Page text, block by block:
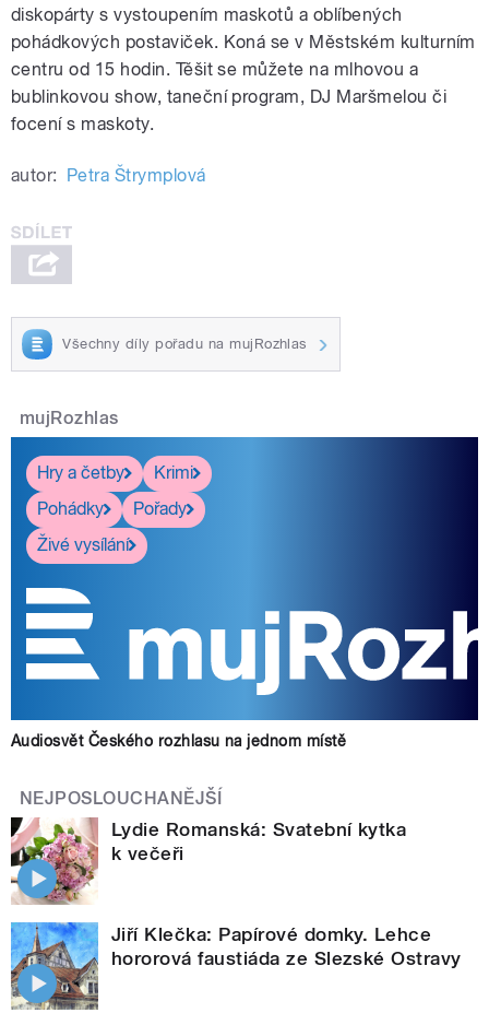
diskopárty s vystoupením maskotů a oblíbených
pohádkových postaviček. Koná se v Městském kulturním
centru od 15 hodin. Těšit se můžete na mlhovou a
bublinkovou show, taneční program, DJ Maršmelou či
focení s maskoty.
autor: Petra Štrymplová
Všechny díly pořadu na mujRozhlas
mujRozhlas
Hry a četby
Krimi
Pohádky
Pořady
Živé vysílání
Audiosvět Českého rozhlasu na jednom místě
NEJPOSLOUCHANĚJŠÍ
Lydie Romanská: Svatební kytka
k večeři
Jiří Klečka: Papírové domky. Lehce
hororová faustiáda ze Slezské Ostravy